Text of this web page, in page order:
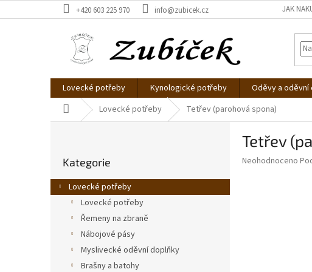
na
+420 603 225 970 info@zubicek.cz JAK
Lovecké potřeby Kynologické potřeby Oděvy a oděvní
Domů Lovecké potřeby Tetřev (parohová spona)
r
a
kategorie
Kategorie
Lovecké potřeby
Lovecké potřeby
Řemeny na zbraně
Nábojové pásy
Myslivecké oděvní doplňky
Brašny a batohy
Tetřev
Průměrné
Neohodnoceno